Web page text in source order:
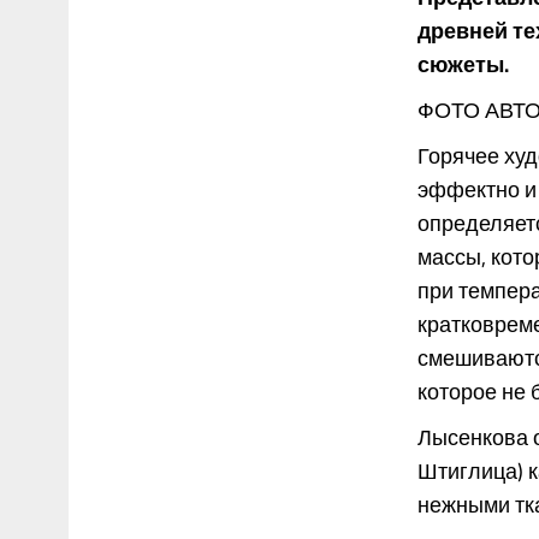
древней
сюжеты.
ФОТО
Горячее
эффектно
массы,
при
которое не
Лысенкова
Штиглица)
нежными